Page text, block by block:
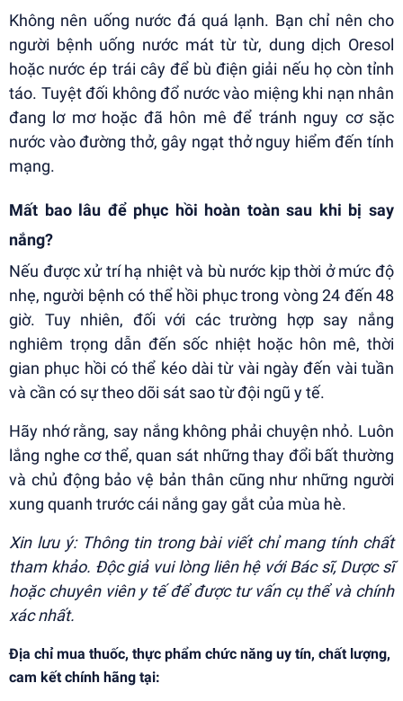
Không nên uống nước đá quá lạnh. Bạn chỉ nên cho
người bệnh uống nước mát từ từ, dung dịch Oresol
hoặc nước ép trái cây để bù điện giải nếu họ còn tỉnh
táo. Tuyệt đối không đổ nước vào miệng khi nạn nhân
đang lơ mơ hoặc đã hôn mê để tránh nguy cơ sặc
nước vào đường thở, gây ngạt thở nguy hiểm đến tính
mạng.
Mất bao lâu để phục hồi hoàn toàn sau khi bị say
nắng?
Nếu được xử trí hạ nhiệt và bù nước kịp thời ở mức độ
nhẹ, người bệnh có thể hồi phục trong vòng 24 đến 48
giờ. Tuy nhiên, đối với các trường hợp say nắng
nghiêm trọng dẫn đến sốc nhiệt hoặc hôn mê, thời
gian phục hồi có thể kéo dài từ vài ngày đến vài tuần
và cần có sự theo dõi sát sao từ đội ngũ y tế.
Hãy nhớ rằng, say nắng không phải chuyện nhỏ. Luôn
lắng nghe cơ thể, quan sát những thay đổi bất thường
và chủ động bảo vệ bản thân cũng như những người
xung quanh trước cái nắng gay gắt của mùa hè.
Xin lưu ý: Thông tin trong bài viết chỉ mang tính chất
tham khảo. Độc giả vui lòng liên hệ với Bác sĩ, Dược sĩ
hoặc chuyên viên y tế để được tư vấn cụ thể và chính
xác nhất.
Địa chỉ mua thuốc, thực phẩm chức năng uy tín, chất lượng,
cam kết chính hãng tại: